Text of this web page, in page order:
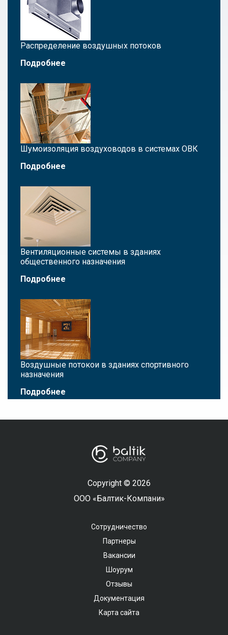
Распределение воздушных потоков
Подробнее
Шумоизоляция воздуховодов в системах ОВК
Подробнее
Вентиляционные системы в зданиях
общественного назначения
Подробнее
Воздушные потокои в зданиях спортивного
назначения
Подробнее
Copyright © 2026
ООО «Балтик-Компани»
Сотрудничество
Партнеры
Вакансии
Шоурум
Отзывы
Документация
Карта сайта